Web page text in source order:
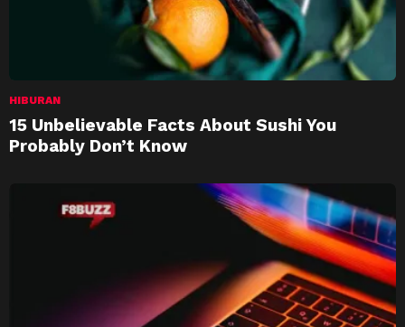
HIBURAN
15 Unbelievable Facts About Sushi You
Probably Don’t Know